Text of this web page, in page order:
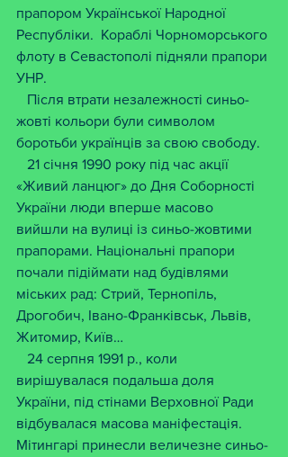
прапором Української Народної
Республіки.  Кораблі Чорноморського
флоту в Севастополі підняли прапори
УНР.
жовті кольори були символом
боротьби українців за свою свободу.
«Живий ланцюг» до Дня Соборності
України люди вперше масово
вийшли на вулиці із синьо-жовтими
прапорами. Національні прапори
почали підіймати над будівлями
міських рад: Стрий, Тернопіль,
Дрогобич, Івано-Франківськ, Львів,
Житомир, Київ…
вирішувалася подальша доля
України, під стінами Верховної Ради
відбувалася масова маніфестація.
Мітингарі принесли величезне синьо-